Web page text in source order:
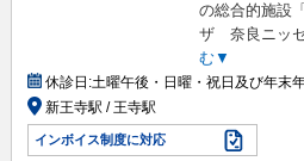
の総合的施設
ザ 奈良ニッセ
む▼
休診日:土曜午後・日曜・祝日及び年末
新王寺駅 / 王寺駅
インボイス制度に対応